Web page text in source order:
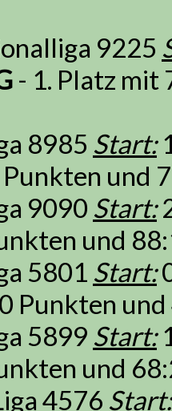
9225
- 1. Platz mit
8985 Start:
und
9090 Start:
und
5801 Start:
Punkten
5899 Start:
und
4576 Start: